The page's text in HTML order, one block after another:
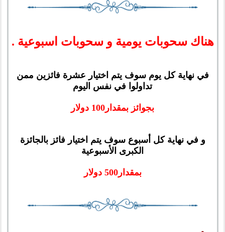
هناك سحوبات يومية و سحوبات اسبوعية .
في نهاية كل يوم سوف يتم اختيار عشرة فائزين ممن
تداولوا في نفس اليوم
بجوائز بمقدار 100 دولار
و في نهاية كل أسبوع سوف يتم اختيار فائز بالجائزة
الكبرى الأسبوعية
بمقدار500 دولار